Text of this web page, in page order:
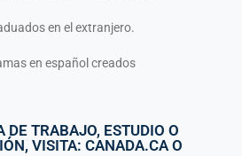
en el extranjero.
en español creados
TRABAJO, ESTUDIO O
VISITA: CANADA.CA O